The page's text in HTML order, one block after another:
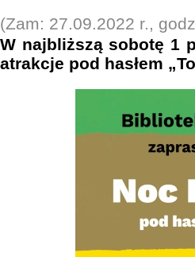
(Zam: 27.09.2022 r.,
W najbliższą sobotę 1
atrakcje pod hasłem